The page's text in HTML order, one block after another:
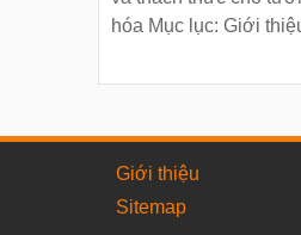
hóa Mục lục: Giới
Giới thiệu
Sitemap